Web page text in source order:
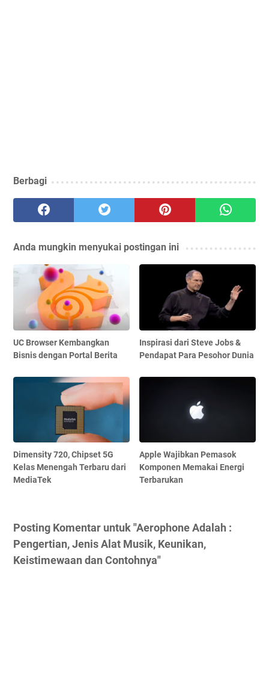
Berbagi
Anda mungkin menyukai postingan ini
UC Browser Kembangkan
Bisnis dengan Portal Berita
Inspirasi dari Steve Jobs &
Pendapat Para Pesohor Dunia
Dimensity 720, Chipset 5G
Kelas Menengah Terbaru dari
MediaTek
Apple Wajibkan Pemasok
Komponen Memakai Energi
Terbarukan
Posting Komentar untuk "Aerophone Adalah :
Pengertian, Jenis Alat Musik, Keunikan,
Keistimewaan dan Contohnya"